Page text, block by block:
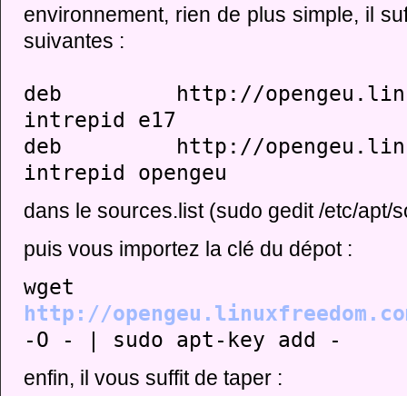
environnement, rien de plus simple, il
suivantes :
deb http://
intrepid e17
deb http://
intrepid opengeu
dans le sources.list (sudo gedit /etc/apt/
puis vous importez la clé du dépot :
http://
-O - | sudo apt-key add -
enfin, il vous suffit de taper :